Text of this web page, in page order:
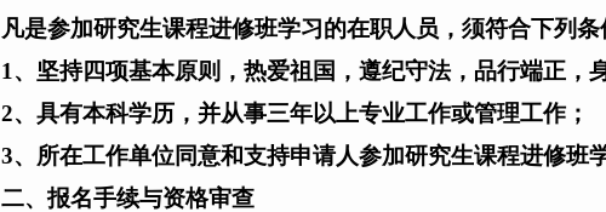
凡是参加研究生课程进修班学习的在职人员，须符合下列条
1 、坚持四项基本原则，热爱祖国，遵纪守法，品行端正，
2、具有本科学历，并从事三年以上专业工作或管理工作；
3、所在工作单位同意和支持申请人参加研究生课程进修班学
二、报名手续与资格审查